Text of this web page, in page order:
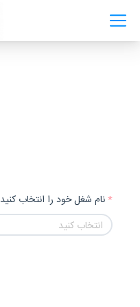
نام شغل خود را انتخاب کنید
انتخاب کنید